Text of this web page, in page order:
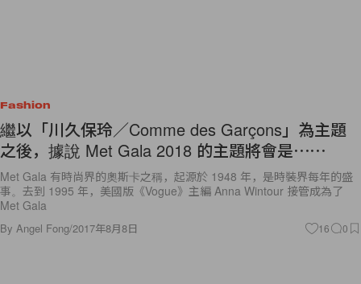
Fashion
繼以「川久保玲／Comme des Garçons」為主題
之後，據說 Met Gala 2018 的主題將會是⋯⋯
Met Gala 有時尚界的奧斯卡之稱，起源於 1948 年，是時裝界每年的盛
事。去到 1995 年，美國版《Vogue》主編 Anna Wintour 接管成為了
Met Gala
By Angel Fong/2017年8月8日 16 0